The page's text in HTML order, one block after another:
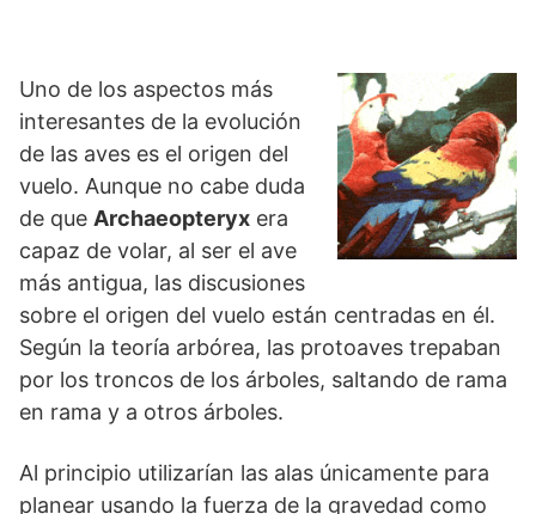
Uno de los aspectos más
interesantes de la evolución
de las aves es el origen del
vuelo. Aunque no cabe duda
de que Archaeopteryx era
capaz de volar, al ser el ave
más antigua, las discusiones
sobre el origen del vuelo están centradas en él.
Según la teoría arbórea, las protoaves trepaban
por los troncos de los árboles, saltando de rama
en rama y a otros árboles.
Al principio utilizarían las alas únicamente para
planear usando la fuerza de la gravedad como